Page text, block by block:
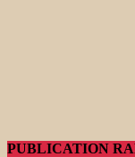
PUBLICATION